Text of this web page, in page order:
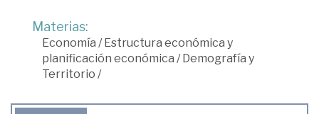
Materias:
Economía / Estructura económica y
planificación económica / Demografía y
Territorio /